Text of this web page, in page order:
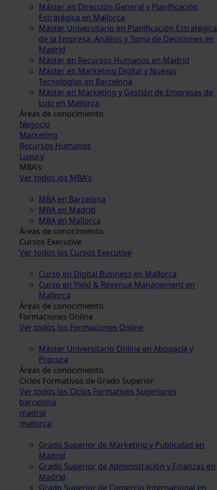
Máster en Dirección General y Planificación
Estratégica en Mallorca
Máster Universitario en Planificación Estratégica
de la Empresa, Análisis y Toma de Decisiones en
Madrid
Máster en Recursos Humanos en Madrid
Máster en Marketing Digital y Nuevas
Tecnologías en Barcelona
Máster en Marketing y Gestión de Empresas de
Lujo en Mallorca
Áreas de conocimiento
Negocio
Marketing
Recursos Humanos
Luxury
MBA's
Ver todos los MBA's
MBA en Barcelona
MBA en Madrid
MBA en Mallorca
Áreas de conocimiento
Cursos Executive
Ver todos los Cursos Executive
Curso en Digital Business en Mallorca
Curso en Yield & Revenue Management en
Mallorca
Áreas de conocimiento
Formaciones Online
Ver todos los Formaciones Online
Máster Universitario Online en Abogacía y
Procura
Áreas de conocimiento
Ciclos Formativos de Grado Superior
Ver todos los Ciclos Formativos Superiores
barcelona
madrid
mallorca
Grado Superior de Marketing y Publicidad en
Madrid
Grado Superior de Administración y Finanzas en
Madrid
Grado Superior de Comercio Internacional en